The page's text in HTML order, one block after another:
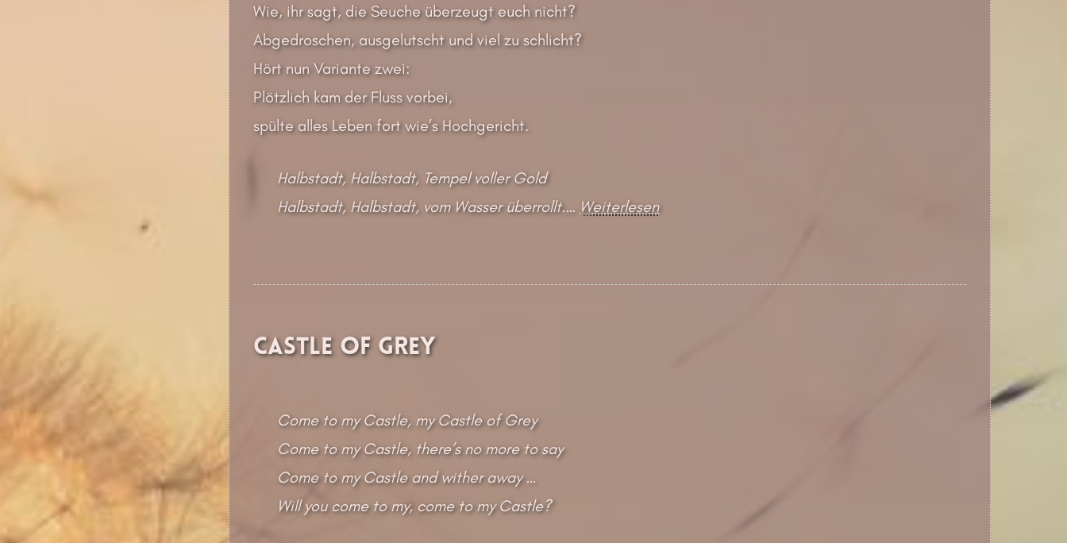
Wie, ihr sagt, die Seuche überzeugt euch nicht?
Abgedroschen, ausgelutscht und viel zu schlicht?
Hört nun Variante zwei:
Plötzlich kam der Fluss vorbei,
spülte alles Leben fort wie’s Hochgericht.
Halbstadt, Halbstadt, Tempel voller Gold
Halbstadt, Halbstadt, vom Wasser überrollt.… Weiterlesen
Castle of Grey
Come to my Castle, my Castle of Grey
Come to my Castle, there’s no more to say
Come to my Castle and wither away …
Will you come to my, come to my Castle?